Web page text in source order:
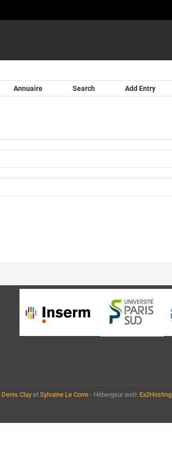
Annuaire Search Add Entry
Denis Clay etSylvaine Le Corre - Hébergeur web: Ex2Hosting